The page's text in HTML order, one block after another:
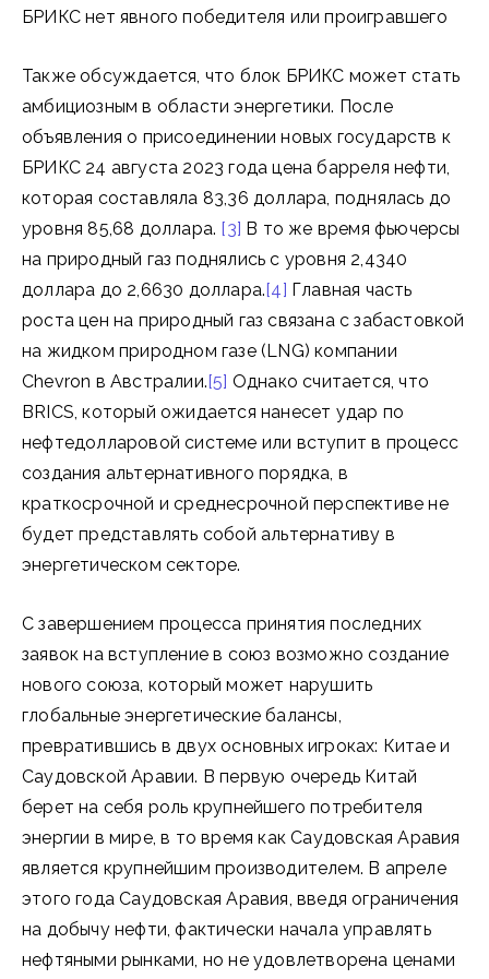
БРИКС нет явного победителя или проигравшего
Также обсуждается, что блок БРИКС может стать
амбициозным в области энергетики. После
объявления о присоединении новых государств к
БРИКС 24 августа 2023 года цена барреля нефти,
которая составляла 83,36 доллара, поднялась до
уровня 85,68 доллара. [3] В то же время фьючерсы
на природный газ поднялись с уровня 2,4340
доллара до 2,6630 доллара.[4] Главная часть
роста цен на природный газ связана с забастовкой
на жидком природном газе (LNG) компании
Chevron в Австралии.[5] Однако считается, что
BRICS, который ожидается нанесет удар по
нефтедолларовой системе или вступит в процесс
создания альтернативного порядка, в
краткосрочной и среднесрочной перспективе не
будет представлять собой альтернативу в
энергетическом секторе.
С завершением процесса принятия последних
заявок на вступление в союз возможно создание
нового союза, который может нарушить
глобальные энергетические балансы,
превратившись в двух основных игроках: Китае и
Саудовской Аравии. В первую очередь Китай
берет на себя роль крупнейшего потребителя
энергии в мире, в то время как Саудовская Аравия
является крупнейшим производителем. В апреле
этого года Саудовская Аравия, введя ограничения
на добычу нефти, фактически начала управлять
нефтяными рынками, но не удовлетворена ценами